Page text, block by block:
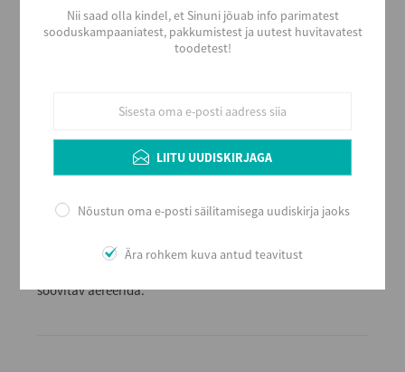
Kuiv
Alkoholi sisaldus
0,75
EAN
Serveerimine
tüüpi veiniklaasist. Arengupotentsiaal veinikeldris 4 - 8
soovitav aereerida.
Nii saad olla kindel, et Sinuni jõuab info parimatest
sooduskampaaniatest, pakkumistest ja uutest huvitavatest
toodetest!
LIITU UUDISKIRJAGA
Nõustun oma e-posti säilitamisega uudiskirja jaoks
Ära rohkem kuva antud teavitust